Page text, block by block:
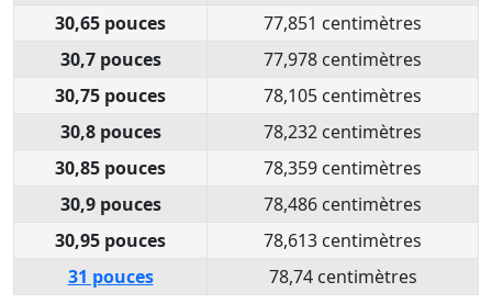
30,65 pouces
77,851 centimètres
30,7 pouces
77,978 centimètres
30,75 pouces
78,105 centimètres
30,8 pouces
78,232 centimètres
30,85 pouces
78,359 centimètres
30,9 pouces
78,486 centimètres
30,95 pouces
78,613 centimètres
31 pouces
78,74 centimètres